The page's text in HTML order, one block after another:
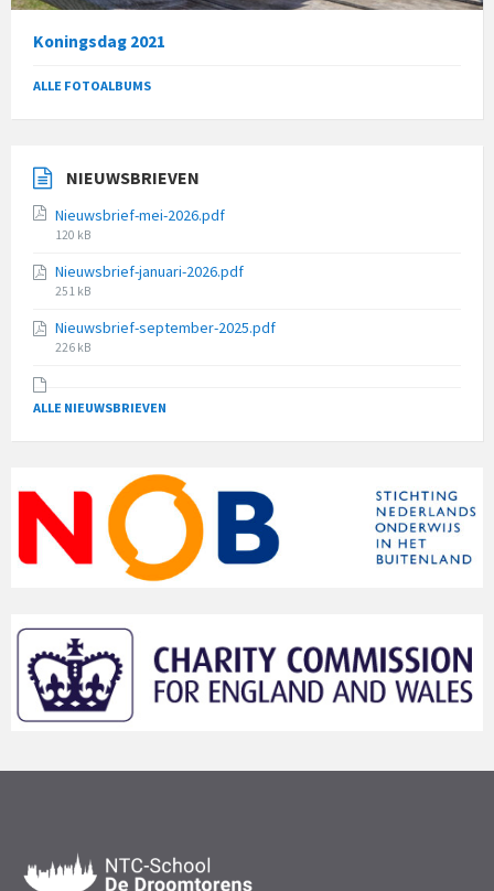
Koningsdag 2021
ALLE FOTOALBUMS
NIEUWSBRIEVEN
Nieuwsbrief-mei-2026.pdf
File
120 kB
Nieuwsbrief-januari-2026.pdf
File
251 kB
Nieuwsbrief-september-2025.pdf
File
226 kB
ALLE NIEUWSBRIEVEN